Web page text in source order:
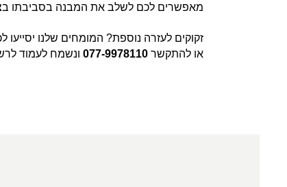
מאפשרים לכם לשלב את המבנה בסביבתו
זקוקים לעזרה נוספת? המומחים שלנו
או להתקשר 077-9978110 ונשמח לעמוד